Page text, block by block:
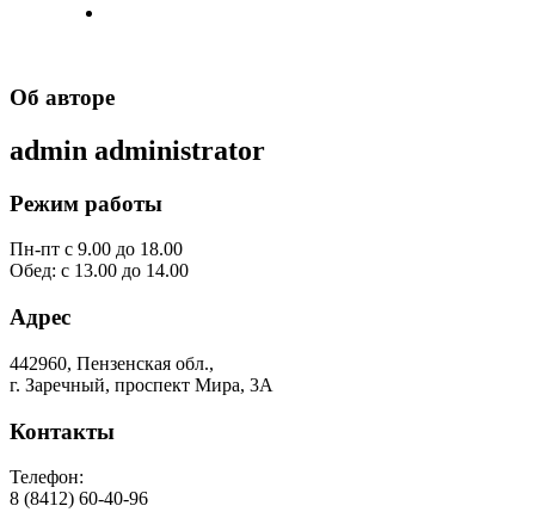
Об авторе
admin administrator
Режим работы
Пн-пт с 9.00 до 18.00
Обед: с 13.00 до 14.00
Адрес
442960, Пензенская обл.,
г. Заречный, проспект Мира, 3А
Контакты
Телефон:
8 (8412) 60-40-96